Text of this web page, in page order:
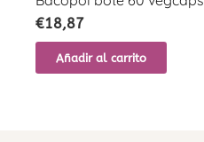
€18,87
Añadir al carrito